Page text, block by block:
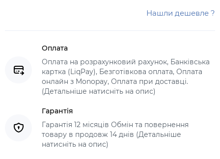
Нашли дешевле ?
Оплата
Оплата на розрахунковий рахунок, Банківська
картка (LiqPay), Безготівкова оплата, Оплата
онлайн з Monopay, Оплата при доставці.
(Детальніше натисніть на опис)
Гарантія
Гарантія 12 місяців Обмін та повернення
товару в продовж 14 днів (Детальніше
натисніть на опис)